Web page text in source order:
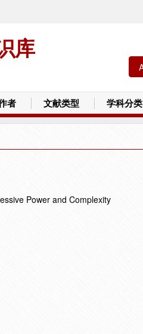
库
者 文献类型 学科分类
Power and Complexity